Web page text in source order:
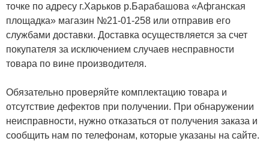
точке по адресу г.Харьков р.Барабашова «Афганская
площадка» магазин №21-01-258 или отправив его
службами доставки. Доставка осуществляется за счет
покупателя за исключением случаев несправности
товара по вине производителя.
Обязательно проверяйте комплектацию товара и
отсутствие дефектов при получении. При обнаружении
неисправности, нужно отказаться от получения заказа и
сообщить нам по телефонам, которые указаны на сайте.